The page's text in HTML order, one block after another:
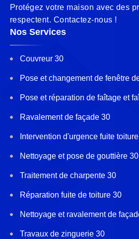
Protégez votre maison avec des
respectent. Contactez-nous !
Nos Services
Couvreur 30
Pose et changement de fenêtre
Pose et réparation de faîtage et
Ravalement de façade 30
Intervention d'urgence fuite
Nettoyage et pose de gouttière 30
Traitement de charpente 30
Réparation fuite de toiture 30
Nettoyage et ravalement de
Travaux de zinguerie 30